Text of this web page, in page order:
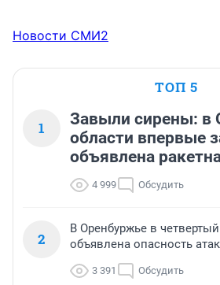
Новости СМИ2
ТОП 5
1
Завыли сирены: в
области впервые
объявлена
4 999 Обсудить
2
В Оренбуржье в четвертый
объявлена опасность
3 391 Обсудить